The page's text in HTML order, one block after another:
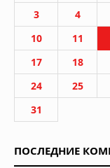
3
4
10
11
17
18
24
25
31
ПОСЛЕДНИЕ